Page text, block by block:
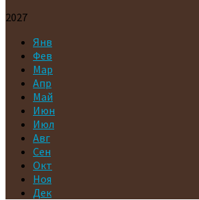
2027
Янв
Фев
Мар
Апр
Май
Июн
Июл
Авг
Сен
Окт
Ноя
Дек